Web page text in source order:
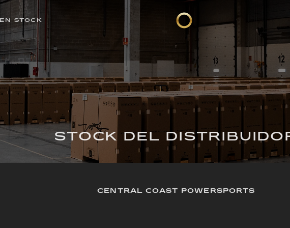
EN STOCK
STOCK DEL
CENTRAL COAST POWERSPORTS